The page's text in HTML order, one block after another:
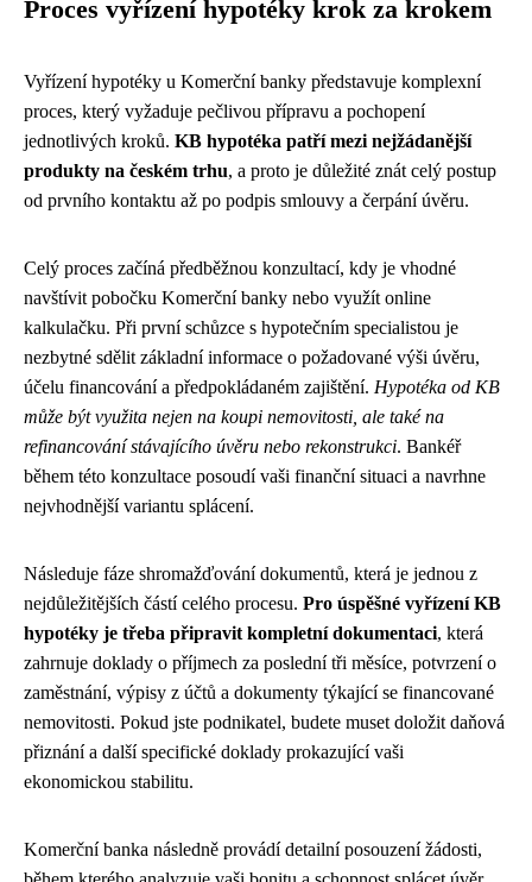
Proces vyřízení hypotéky krok za krokem
Vyřízení hypotéky u Komerční banky představuje komplexní
proces, který vyžaduje pečlivou přípravu a pochopení
jednotlivých kroků. KB hypotéka patří mezi nejžádanější
produkty na českém trhu, a proto je důležité znát celý postup
od prvního kontaktu až po podpis smlouvy a čerpání úvěru.
Celý proces začíná předběžnou konzultací, kdy je vhodné
navštívit pobočku Komerční banky nebo využít online
kalkulačku. Při první schůzce s hypotečním specialistou je
nezbytné sdělit základní informace o požadované výši úvěru,
účelu financování a předpokládaném zajištění. Hypotéka od KB
může být využita nejen na koupi nemovitosti, ale také na
refinancování stávajícího úvěru nebo rekonstrukci. Bankéř
během této konzultace posoudí vaši finanční situaci a navrhne
nejvhodnější variantu splácení.
Následuje fáze shromažďování dokumentů, která je jednou z
nejdůležitějších částí celého procesu. Pro úspěšné vyřízení KB
hypotéky je třeba připravit kompletní dokumentaci, která
zahrnuje doklady o příjmech za poslední tři měsíce, potvrzení o
zaměstnání, výpisy z účtů a dokumenty týkající se financované
nemovitosti. Pokud jste podnikatel, budete muset doložit daňová
přiznání a další specifické doklady prokazující vaši
ekonomickou stabilitu.
Komerční banka následně provádí detailní posouzení žádosti,